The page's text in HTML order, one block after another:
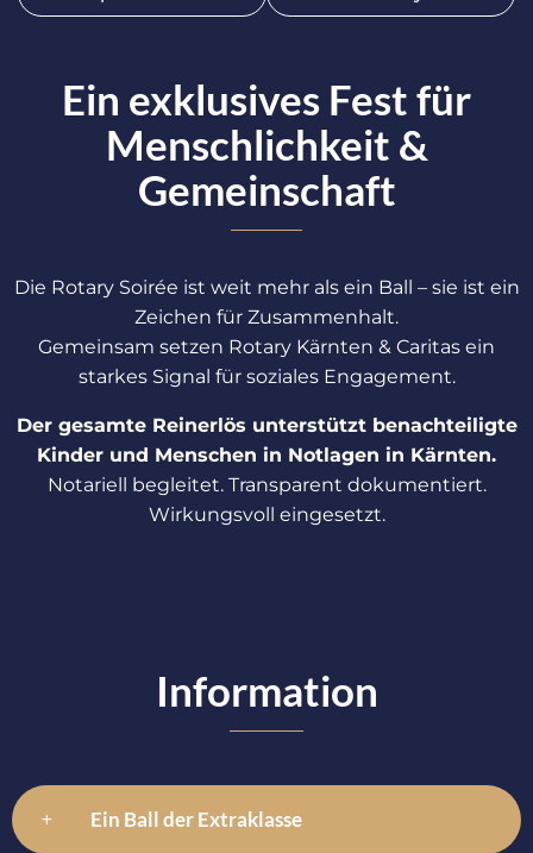
Ein exklusives Fest für
Menschlichkeit &
Gemeinschaft
Die Rotary Soirée ist weit mehr als ein Ball – sie ist ein
Zeichen für Zusammenhalt.
Gemeinsam setzen Rotary Kärnten & Caritas ein
starkes Signal für soziales Engagement.
Der gesamte Reinerlös unterstützt benachteiligte
Kinder und Menschen in Notlagen in Kärnten.
Notariell begleitet. Transparent dokumentiert.
Wirkungsvoll eingesetzt.
Information
Ein Ball der Extraklasse